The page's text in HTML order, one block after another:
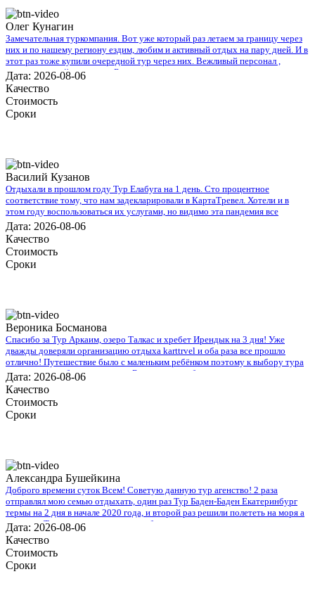
Олег Кунагин
Замечательная туркомпания. Вот уже который раз летаем за границу через
них и по нашему региону ездим, любим и активный отдых на пару дней. И в
этот раз тоже купили очередной тур через них. Вежливый персонал ,
дружественный коллектив. Быстро и моментально нашли тур по всем нашим
параметрам , в итоге мы выбрали Тур в Уфу на 3 дня. Спасибо всему
коллективу кампании. В следующий раз обязательно воспользуемся вашими
услугами .
Дата: 2026-08-06
Качество
Стоимость
Сроки
Василий Кузанов
Отдыхали в прошлом году Тур Елабуга на 1 день. Сто процентное
соответствие тому, что нам задекларировали в КартаТревел. Хотели и в
этом году воспользоваться их услугами, но видимо эта пандемия все
испортит.
Дата: 2026-08-06
Качество
Стоимость
Сроки
Вероника Босманова
Спасибо за Тур Аркаим, озеро Талкас и хребет Ирендык на 3 дня! Уже
дважды доверяли организацию отдыха karttrvel и оба раза все прошло
отлично! Путешествие было с маленьким ребёнком поэтому к выбору тура
подходили особенно трепетно. Большое спасибо за помощь во всех
организационных вопросах, быстрое оформление виз и такое внимательное
отношение!
Дата: 2026-08-06
Качество
Стоимость
Сроки
Александра Бушейкина
Доброго времени суток Всем! Советую данную тур агенство! 2 раза
отправлял мою семью отдыхать, один раз Тур Баден-Баден Екатеринбург
термы на 2 дня в начале 2020 года, и второй раз решили полететь на моря а
именно в Турцию, все понравилось, буду рекомендовать.
Дата: 2026-08-06
Качество
Стоимость
Сроки